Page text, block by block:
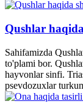
Qushlar
Sahifamizda
to'plami bor.
hayvonlar sinfi.
psevdozuxlar